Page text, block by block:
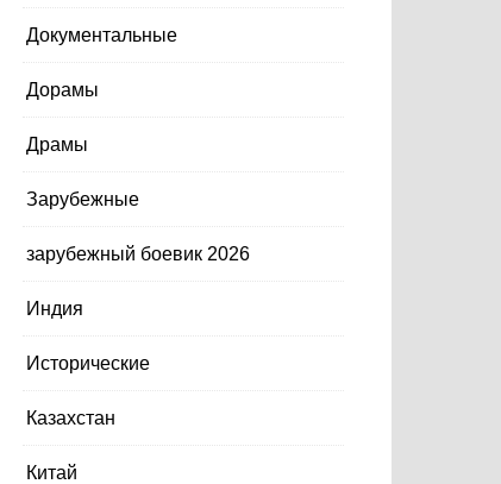
Документальные
Дорамы
Драмы
Зарубежные
зарубежный боевик 2026
Индия
Исторические
Казахстан
Китай